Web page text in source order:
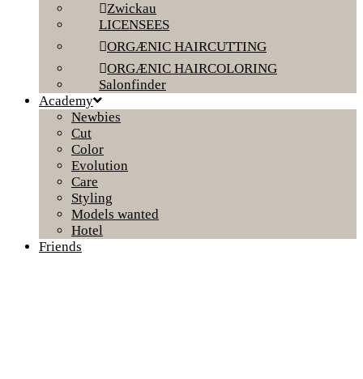
Zwickau
LICENSEES
ORGÆNIC HAIRCUTTING
ORGÆNIC HAIRCOLORING
Salonfinder
Academy
Newbies
Cut
Color
Evolution
Care
Styling
Models wanted
Hotel
Friends